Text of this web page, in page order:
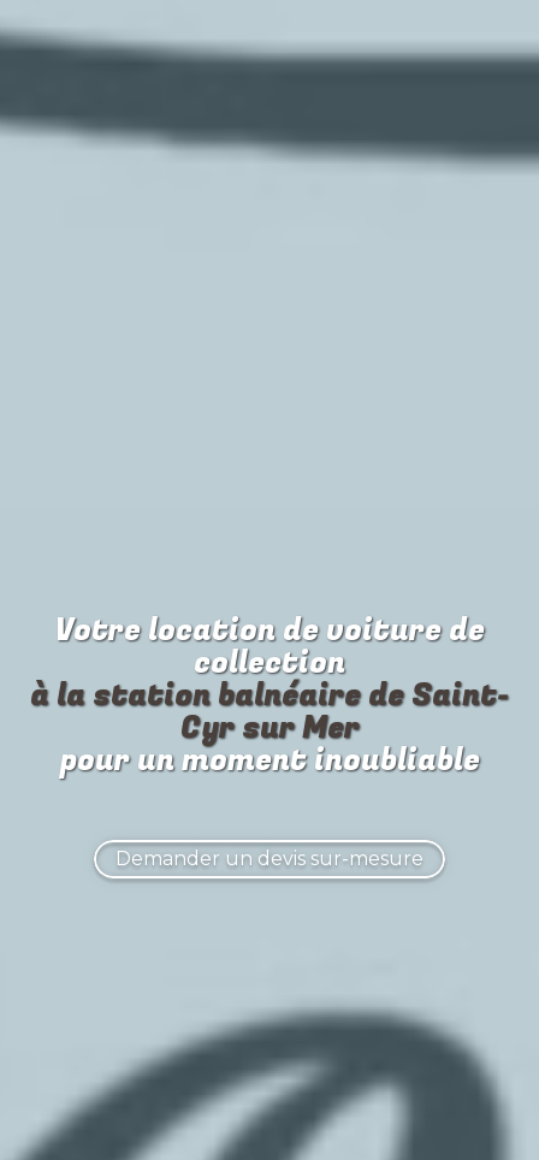
Votre location devoiture de
collection
à la station balnéaire de Saint-
Cyr sur Mer
pour un moment inoubliable
Demander un devis sur-mesure